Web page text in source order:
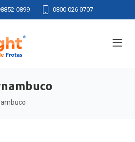
0899 0800 026 0707